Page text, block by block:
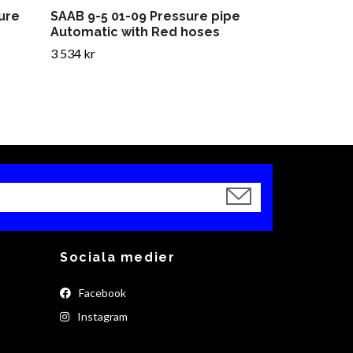
SAAB 9-5 01-09 Pressure pipe
Automatic with Red hoses
3 534 kr
Sociala medier
Facebook
Instagram